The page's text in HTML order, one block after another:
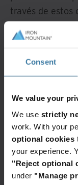
Consent
We value your
We use strictly
work. With your
optional cookies
your experience.
"Reject optional
under "Manage
través de estos
información y,
nuevas
de tu
incertidumbre.
A rendering
(...).replaceAll
Servicios y
Gobernanza
de la